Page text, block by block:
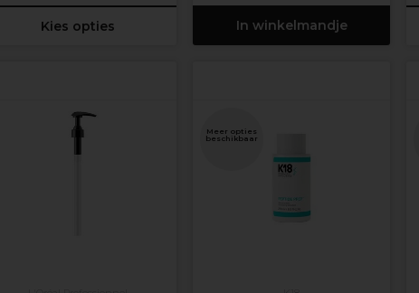
Kies opties In winkelmandje
Meer opties
beschikbaar